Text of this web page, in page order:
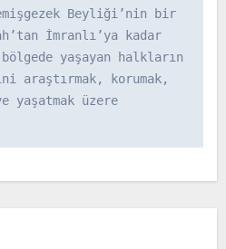
Beyliği’nin bir
İmranlı’ya kadar
yaşayan halkların
araştırmak, korumak,
yaşatmak üzere